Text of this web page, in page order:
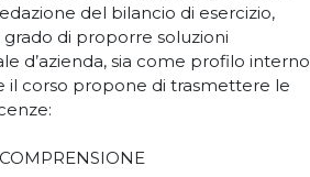
del bilancio di esercizio,
grado di proporre soluzioni
d’azienda, sia come profilo interno
il corso propone di trasmettere le